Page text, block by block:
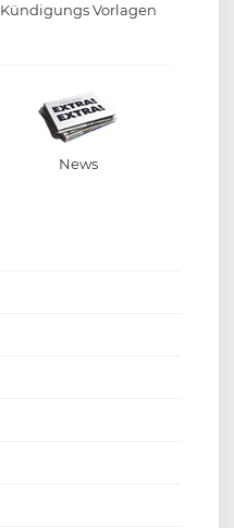
Kündigungs Vorlagen
News